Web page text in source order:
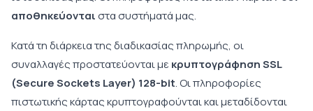
αποθηκεύονταιστα συστήματά μας.
Κατά τη διάρκεια της διαδικασίας πληρωμής, οι
συναλλαγές προστατεύονται με κρυπτογράφηση SSL
(Secure Sockets Layer) 128-bit. Οι πληροφορίες
πιστωτικής κάρτας κρυπτογραφούνται και μεταδίδονται